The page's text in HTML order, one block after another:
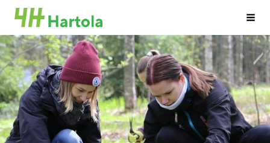
Siirry
sivun
sisältöön